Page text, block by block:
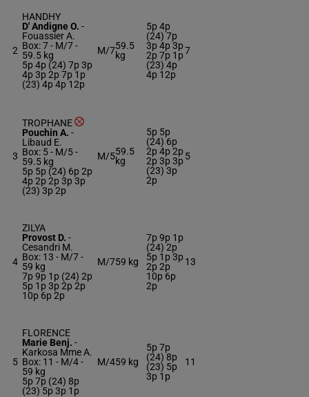
2
HANDHY
D' Andigne O. -
Fouassier A.
Box: 7 - M/7 -
59.5 kg
5p 4p (24) 7p 3p
4p 3p 2p 7p 1p
(23) 4p 4p 12p
M/759.5
kg
5p 4p
(24) 7p
3p 4p 3p
2p 7p 1p
(23) 4p
4p 12p
7
3
TROPHANE
Pouchin A. -
Libaud E.
Box: 5 - M/5 -
59.5 kg
5p 5p (24) 6p 2p
4p 2p 2p 3p 3p
(23) 3p 2p
M/559.5
kg
5p 5p
(24) 6p
2p 4p 2p
2p 3p 3p
(23) 3p
2p
5
4
ZILYA
Provost D. -
Cesandri M.
Box: 13 - M/7 -
59 kg
7p 9p 1p (24) 2p
5p 1p 3p 2p 2p
10p 6p 2p
M/759 kg
7p 9p 1p
(24) 2p
5p 1p 3p
2p 2p
10p 6p
2p
13
5
FLORENCE
Marie Benj. -
Karkosa Mme A.
Box: 11 - M/4 -
59 kg
5p 7p (24) 8p
(23) 5p 3p 1p
M/459 kg
5p 7p
(24) 8p
(23) 5p
3p 1p
11